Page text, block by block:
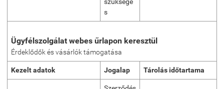
s
Ügyfélszolgálat webes űrlapon keresztül
Érdeklődők és vásárlók támogatása
Kezelt adatok Jogalap Tárolás időtartama